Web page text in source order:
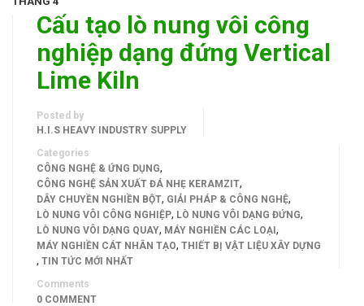
Cấu tạo lò nung vôi công
nghiệp dạng đứng Vertical
Lime Kiln
Posted by
H.I.S HEAVY INDUSTRY SUPPLY
Categories
CÔNG NGHỆ & ỨNG DỤNG,
CÔNG NGHỆ SẢN XUẤT ĐÁ NHẸ KERAMZIT,
DÂY CHUYỀN NGHIỀN BỘT, GIẢI PHÁP & CÔNG NGHỆ,
LÒ NUNG VÔI CÔNG NGHIỆP, LÒ NUNG VÔI DẠNG ĐỨNG,
LÒ NUNG VÔI DẠNG QUAY, MÁY NGHIỀN CÁC LOẠI,
MÁY NGHIỀN CÁT NHÂN TẠO, THIẾT BỊ VẬT LIỆU XÂY DỰNG
, TIN TỨC MỚI NHẤT
Comments
0 COMMENT